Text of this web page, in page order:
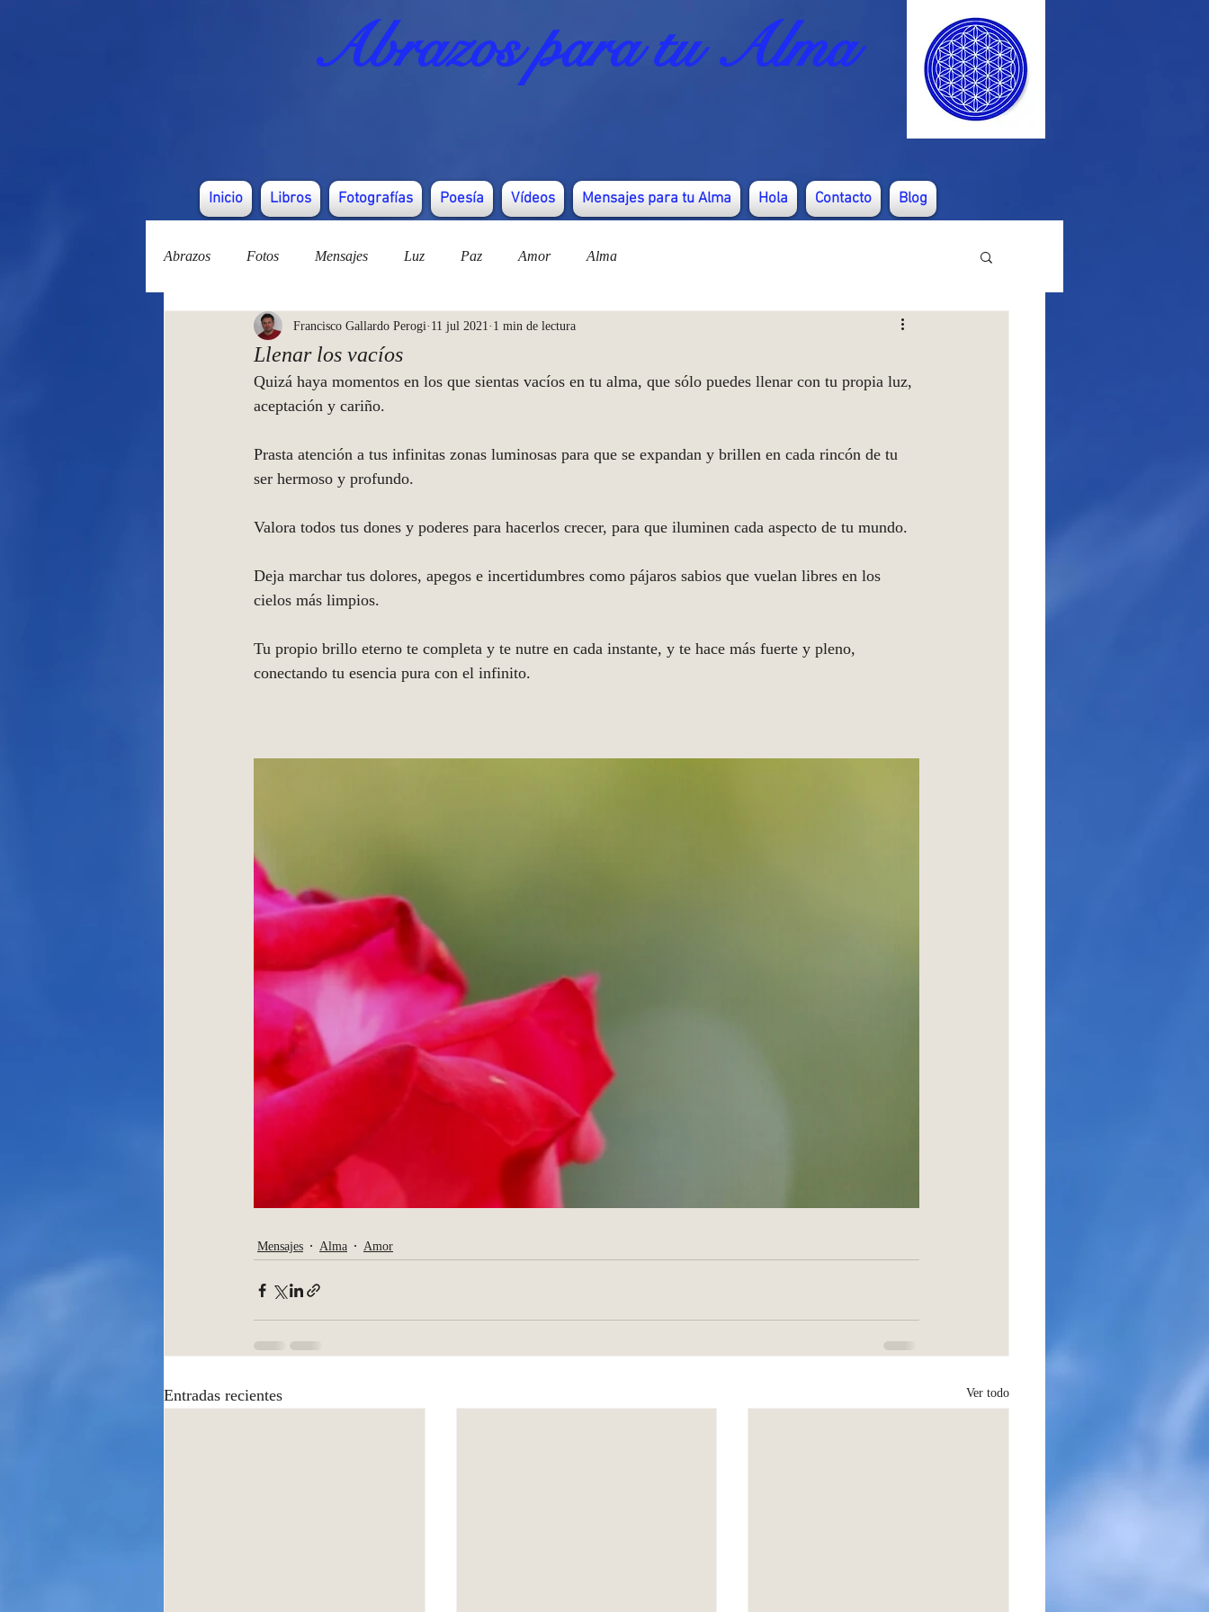
Abrazos para tu Alma
Inicio Libros Fotografías Poesía Vídeos Mensajes para tu Alma Hola Contacto Blog
Abrazos Fotos Mensajes Luz Paz Amor Alma
Llenar los vacíos
Francisco Gallardo Perogi 11 jul 2021 1 min de lectura
Quizá haya momentos en los que sientas vacíos en tu alma, que sólo puedes llenar con tu propia luz,
aceptación y cariño.
Prasta atención a tus infinitas zonas luminosas para que se expandan y brillen en cada rincón de tu
ser hermoso y profundo.
Valora todos tus dones y poderes para hacerlos crecer, para que iluminen cada aspecto de tu mundo.
Deja marchar tus dolores, apegos e incertidumbres como pájaros sabios que vuelan libres en los
cielos más limpios.
Tu propio brillo eterno te completa y te nutre en cada instante, y te hace más fuerte y pleno,
conectando tu esencia pura con el infinito.
Mensajes Alma Amor
Entradas recientes Ver todo